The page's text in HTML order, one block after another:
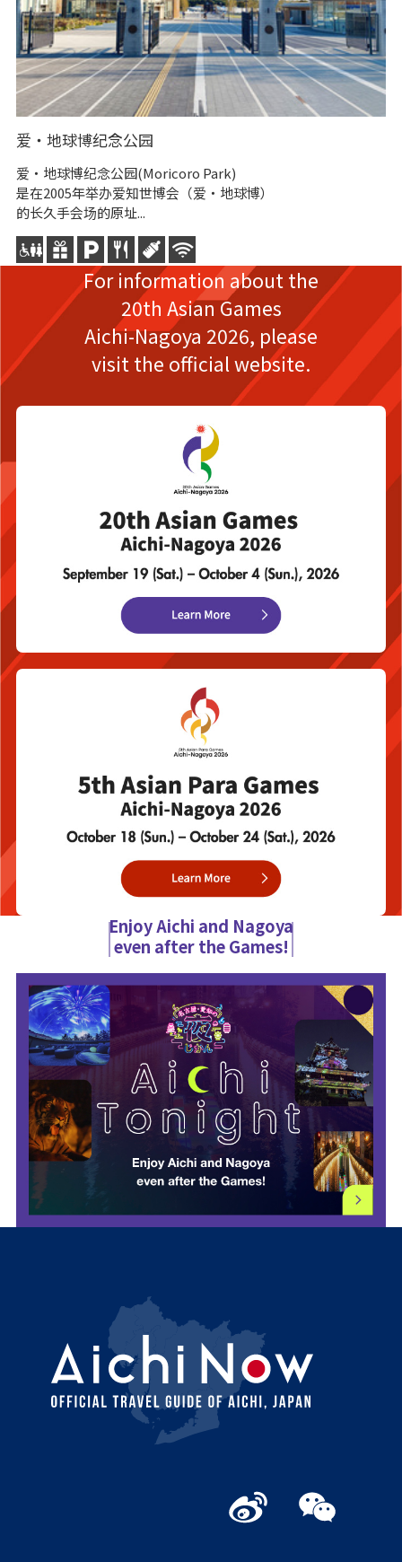
爱・地球博纪念公园
爱・地球博纪念公园(Moricoro Park)
是在2005年举办爱知世博会（爱・地球博）
的长久手会场的原址...
For information about the
20th Asian Games
Aichi-Nagoya 2026, please
visit the official website.
Enjoy Aichi and Nagoya
even after the Games!